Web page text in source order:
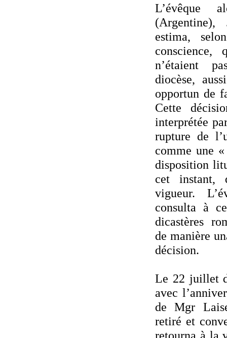
L’évêque
estima,
conscience,
n’étaient
diocèse,
opportun de
Cette
interprétée
rupture de
comme une
disposition
cet instant,
vigueur.
consulta à
dicastères
de manière
décision.
Le 22 juillet
avec
de Mgr
retiré et
retourna à la